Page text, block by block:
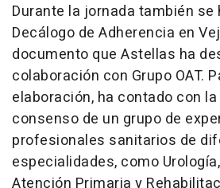
Durante la jornada también
Decálogo de Adherencia en
documento que Astellas ha
colaboración con Grupo OAT.
elaboración, ha contado con
consenso de un grupo de
profesionales sanitarios de
especialidades, como